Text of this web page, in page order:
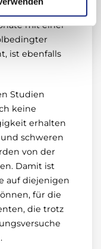
mit einer
ist ebenfalls
Studien
keine
erhalten
schweren
von der
Damit ist
auf diejenigen
für die
die trotz